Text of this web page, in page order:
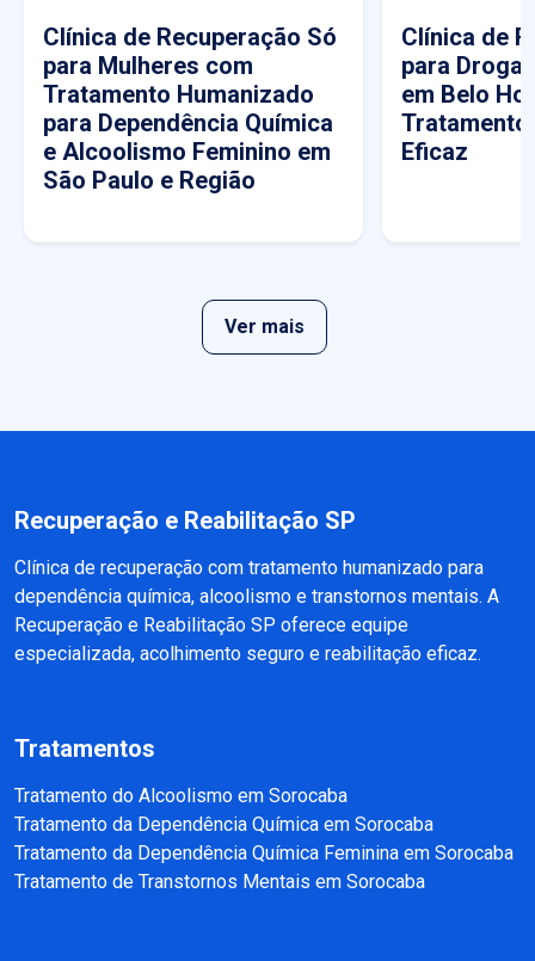
Clínica de Recuperação Só
para Mulheres com
Tratamento Humanizado
para Dependência Química
e Alcoolismo Feminino em
São Paulo e Região
Clínica de
para
em Belo
Tratamento
Eficaz
Ver mais
Recuperação e Reabilitação SP
Clínica de recuperação com tratamento humanizado para
dependência química, alcoolismo e transtornos mentais. A
Recuperação e Reabilitação SP oferece equipe
especializada, acolhimento seguro e reabilitação eficaz.
Tratamentos
Tratamento do Alcoolismo em Sorocaba
Tratamento da Dependência Química em Sorocaba
Tratamento da Dependência Química Feminina em Sorocaba
Tratamento de Transtornos Mentais em Sorocaba